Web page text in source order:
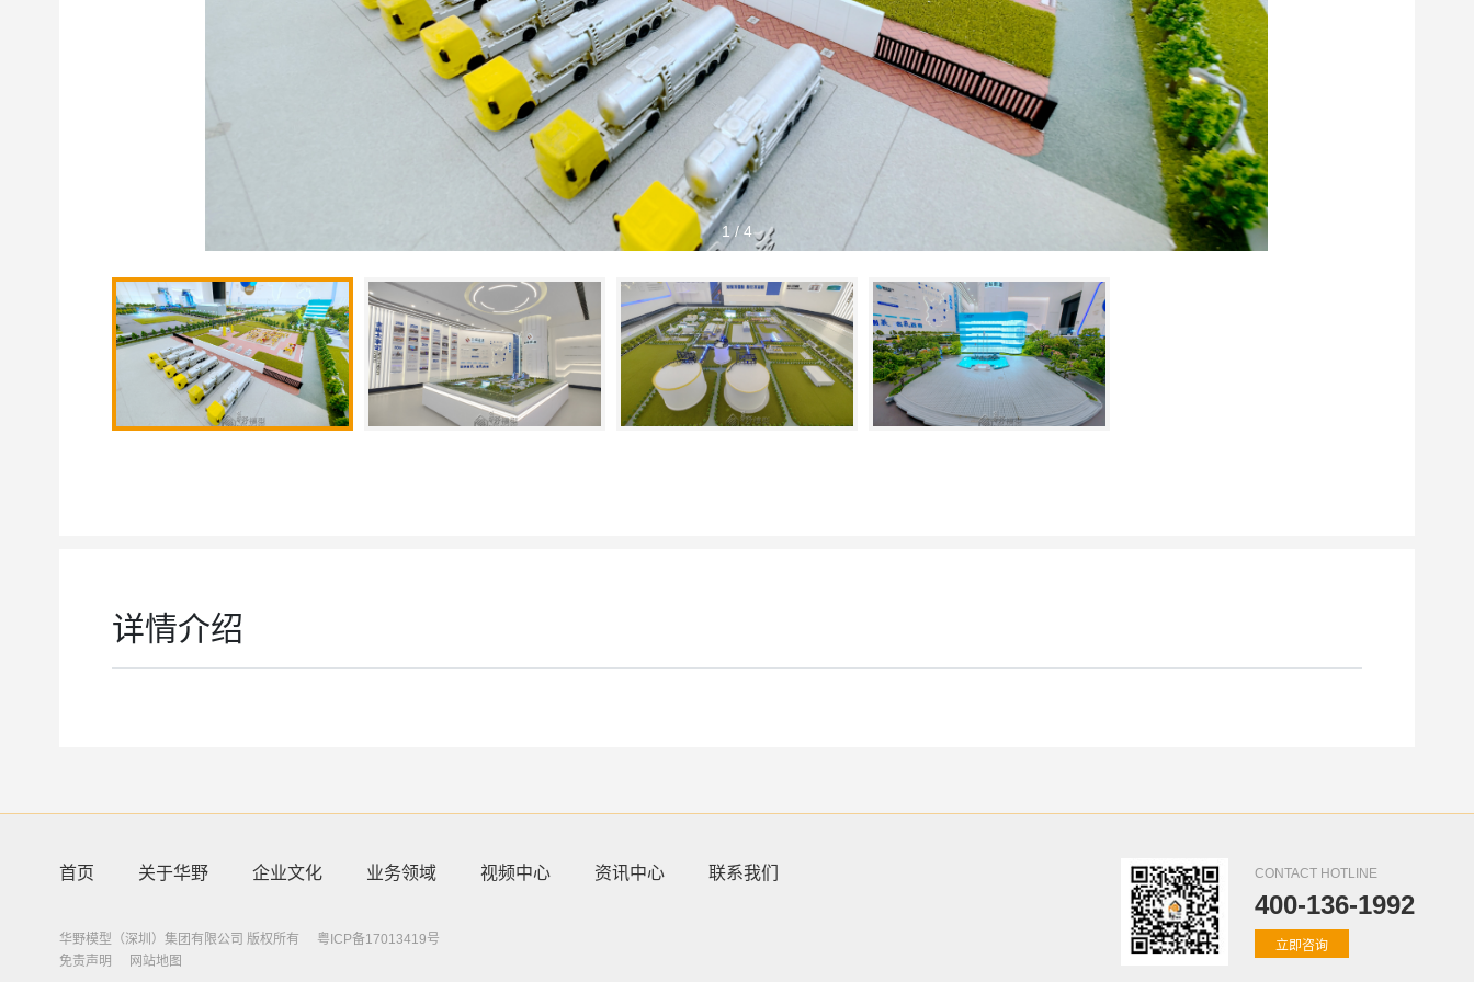
1 /4
详情介绍
首页 关于华野 企业文化 业务领域 视频中心 资讯中心 联系我们
华野模型（深圳）集团有限公司 版权所有
粤ICP备17013419号
免责声明
网站地图
CONTACT HOTLINE
400-136-1992
立即咨询